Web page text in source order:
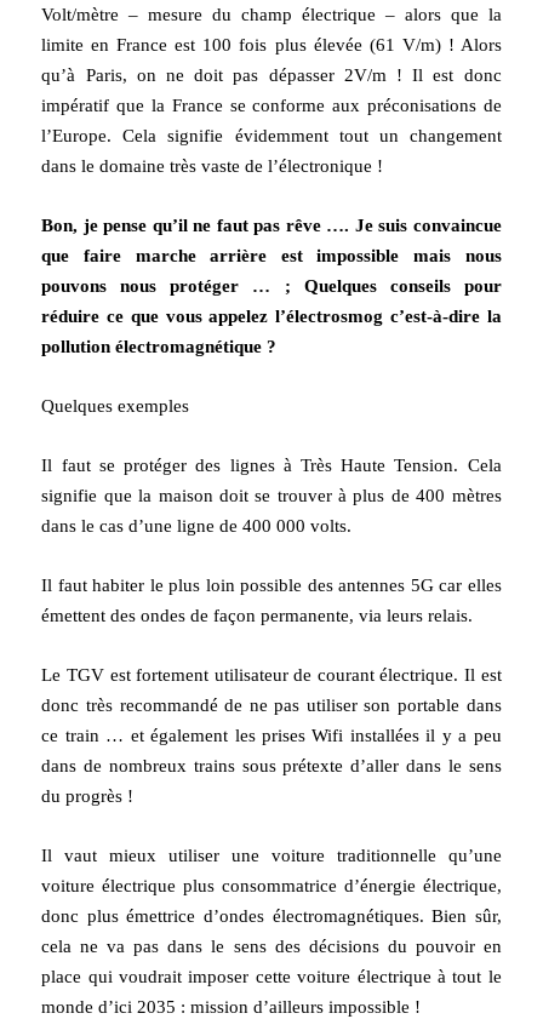
Volt/mètre – mesure du champ électrique – alors que la
limite en France est 100 fois plus élevée (61 V/m) ! Alors
qu’à Paris, on ne doit pas dépasser 2V/m ! Il est donc
impératif que la France se conforme aux préconisations de
l’Europe. Cela signifie évidemment tout un changement
dans le domaine très vaste de l’électronique !
Bon, je pense qu’il ne faut pas rêve …. Je suis convaincue
que faire marche arrière est impossible mais nous
pouvons nous protéger … ; Quelques conseils pour
réduire ce que vous appelez l’électrosmog c’est-à-dire la
pollution électromagnétique ?
Quelques exemples
Il faut se protéger des lignes à Très Haute Tension. Cela
signifie que la maison doit se trouver à plus de 400 mètres
dans le cas d’une ligne de 400 000 volts.
Il faut habiter le plus loin possible des antennes 5G car elles
émettent des ondes de façon permanente, via leurs relais.
Le TGV est fortement utilisateur de courant électrique. Il est
donc très recommandé de ne pas utiliser son portable dans
ce train … et également les prises Wifi installées il y a peu
dans de nombreux trains sous prétexte d’aller dans le sens
du progrès !
Il vaut mieux utiliser une voiture traditionnelle qu’une
voiture électrique plus consommatrice d’énergie électrique,
donc plus émettrice d’ondes électromagnétiques. Bien sûr,
cela ne va pas dans le sens des décisions du pouvoir en
place qui voudrait imposer cette voiture électrique à tout le
monde d’ici 2035 : mission d’ailleurs impossible !